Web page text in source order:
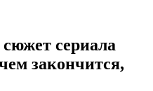
сериала
закончится,